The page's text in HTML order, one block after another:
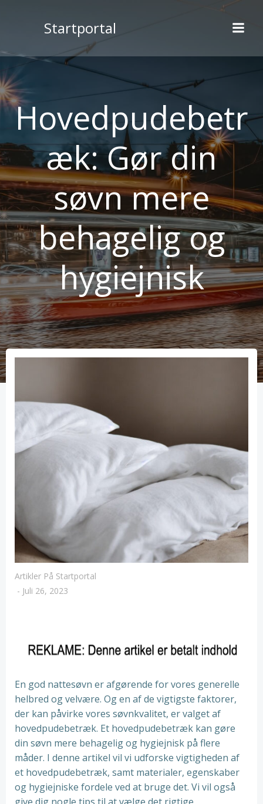
Startportal
Hovedpudebetr
æk: Gør din
søvn mere
behagelig og
hygiejnisk
Artikler På Startportal
- Juli 26, 2023
En god nattesøvn er afgørende for vores generelle
helbred og velvære. Og en af de vigtigste faktorer,
der kan påvirke vores søvnkvalitet, er valget af
hovedpudebetræk. Et hovedpudebetræk kan gøre
din søvn mere behagelig og hygiejnisk på flere
måder. I denne artikel vil vi udforske vigtigheden af
et hovedpudebetræk, samt materialer, egenskaber
og hygiejniske fordele ved at bruge det. Vi vil også